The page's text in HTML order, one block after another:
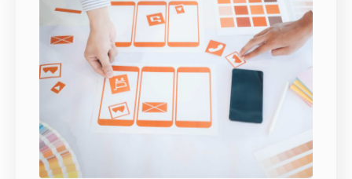
Te interesa vender online sin